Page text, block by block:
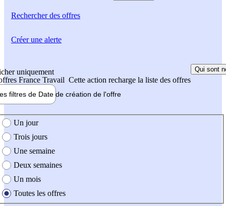
Rechercherdes offres
uniquement
France Travail Cette action recharge la liste des offres
Qui sont
filtres de Date de création de l'offre
création de l'offre
Un jour
Trois jours
Une semaine
Deux semaines
Un mois
Toutes les offres
Créer une alerte